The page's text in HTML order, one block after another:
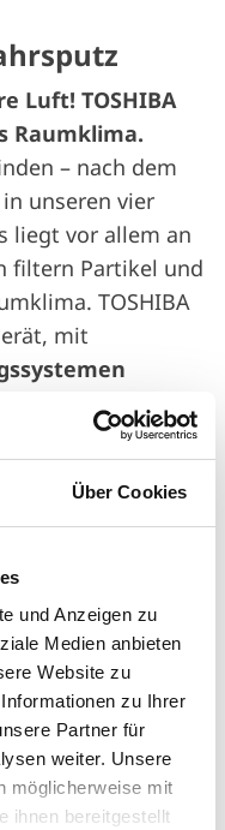
Über Cookies
und Anzeigen zu
Medien anbieten
Website zu
zu Ihrer
Partner für
weiter. Unsere
möglicherweise mit
ihnen bereitgestellt
Luft! TOSHIBA
Raumklima.
– nach dem
unseren vier
liegt vor allem an
filtern Partikel und
TOSHIBA
mit